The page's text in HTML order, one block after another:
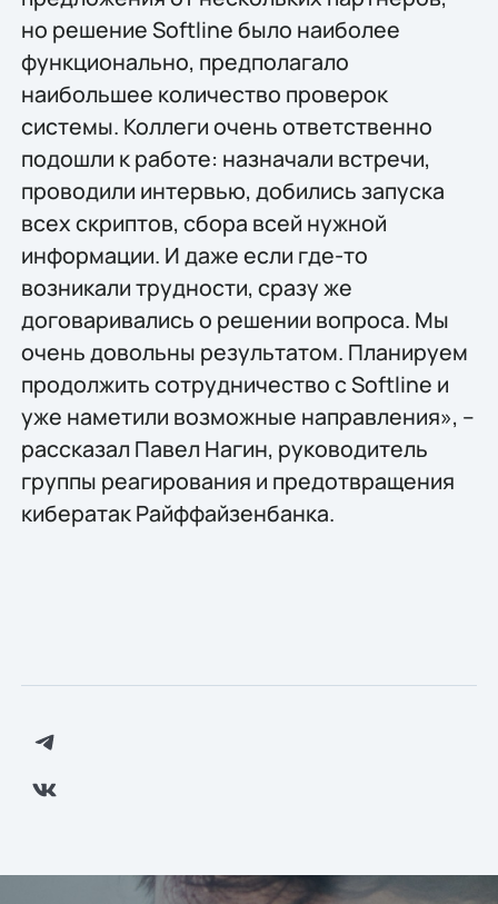
но решение Softline было наиболее
функционально, предполагало
наибольшее количество проверок
системы. Коллеги очень ответственно
подошли к работе: назначали встречи,
проводили интервью, добились запуска
всех скриптов, сбора всей нужной
информации. И даже если где-то
возникали трудности, сразу же
договаривались о решении вопроса. Мы
очень довольны результатом. Планируем
продолжить сотрудничество с Softline и
уже наметили возможные направления», –
рассказал Павел Нагин, руководитель
группы реагирования и предотвращения
кибератак Райффайзенбанка.